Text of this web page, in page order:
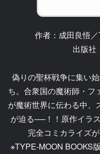
作者：成田良悟
出版社
偽りの聖杯戦争に集い
ち。合衆国の魔術師・フ
が魔術世界に伝わる中、
が迫る──！！原作イラ
完全コミカライズ
※TYPE-MOON BOOKS